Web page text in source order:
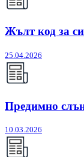
Жълт код за
25.04.2026
Предимно
10.03.2026